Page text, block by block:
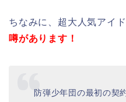
ちなみに、超大人気アイ
噂があります！
防弾少年団の最初の契